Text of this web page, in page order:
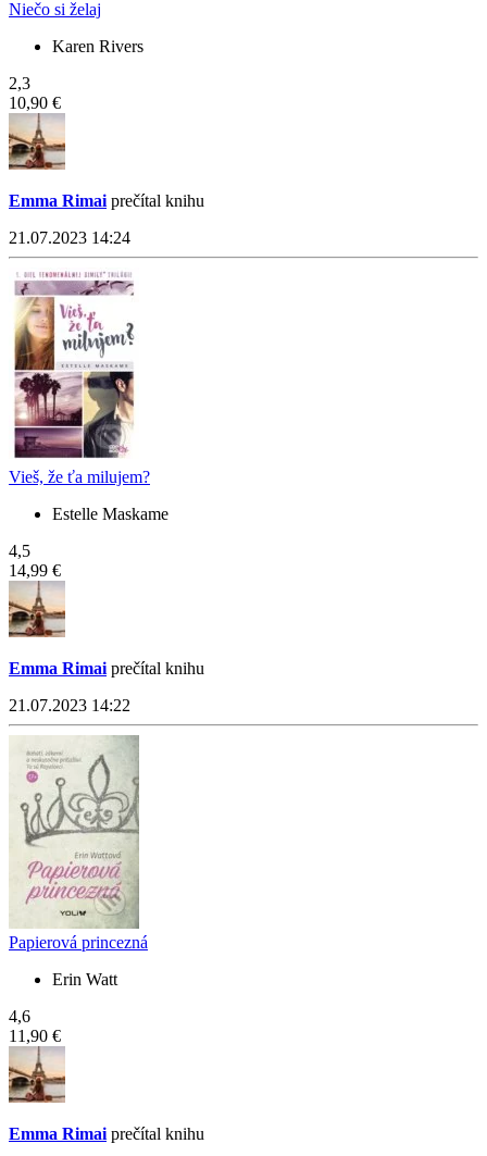
Niečo si želaj
Karen Rivers
2,3
10,90 €
Emma Rimai prečítal knihu
21.07.2023 14:24
Vieš, že ťa milujem?
Estelle Maskame
4,5
14,99 €
Emma Rimai prečítal knihu
21.07.2023 14:22
Papierová princezná
Erin Watt
4,6
11,90 €
Emma Rimai prečítal knihu